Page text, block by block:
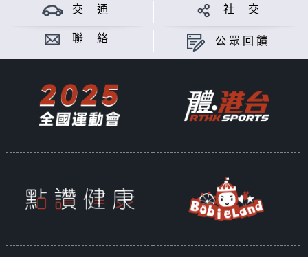
交 通 社 交
聯 絡 公眾回饋